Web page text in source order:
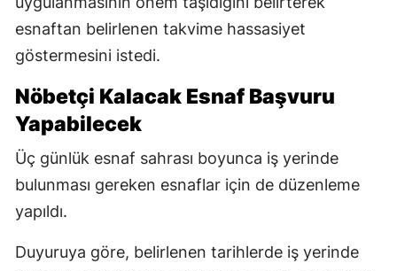
esnaftan belirlenen takvime hassasiyet
göstermesini istedi.
Nöbetçi Kalacak Esnaf Başvuru
Yapabilecek
Üç günlük esnaf sahrası boyunca iş yerinde
bulunması gereken esnaflar için de düzenleme
yapıldı.
Duyuruya göre, belirlenen tarihlerde iş yerinde